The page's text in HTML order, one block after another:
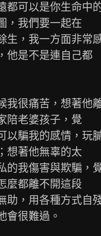
都可以是你生命中
，我們要一起在
生，我一方面非常
他是不是連自己都
我很痛苦，想著他
陪老婆孩子，覺
以騙我的感情，玩
想著他無辜的太
的我傷害與欺騙，
麼都離不開這段
助，用各種方式自
會很難過。